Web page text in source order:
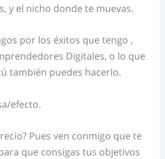
y el nicho donde te muevas.
por los éxitos que tengo ,
Digitales, o lo que
también puedes hacerlo.
efecto.
Pues ven conmigo que te
que consigas tus objetivos